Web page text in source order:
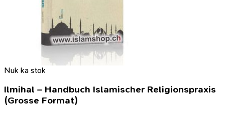
Nuk ka stok
Ilmihal – Handbuch Islamischer Religionspraxis
(Grosse Format)